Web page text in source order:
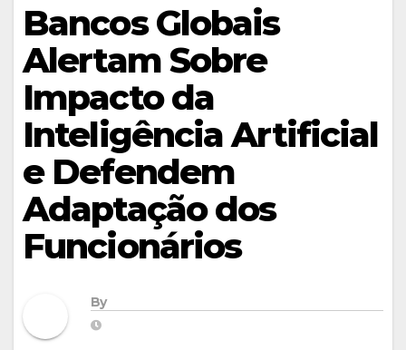
Bancos Globais
Alertam Sobre
Impacto da
Inteligência Artificial
e Defendem
Adaptação dos
Funcionários
By